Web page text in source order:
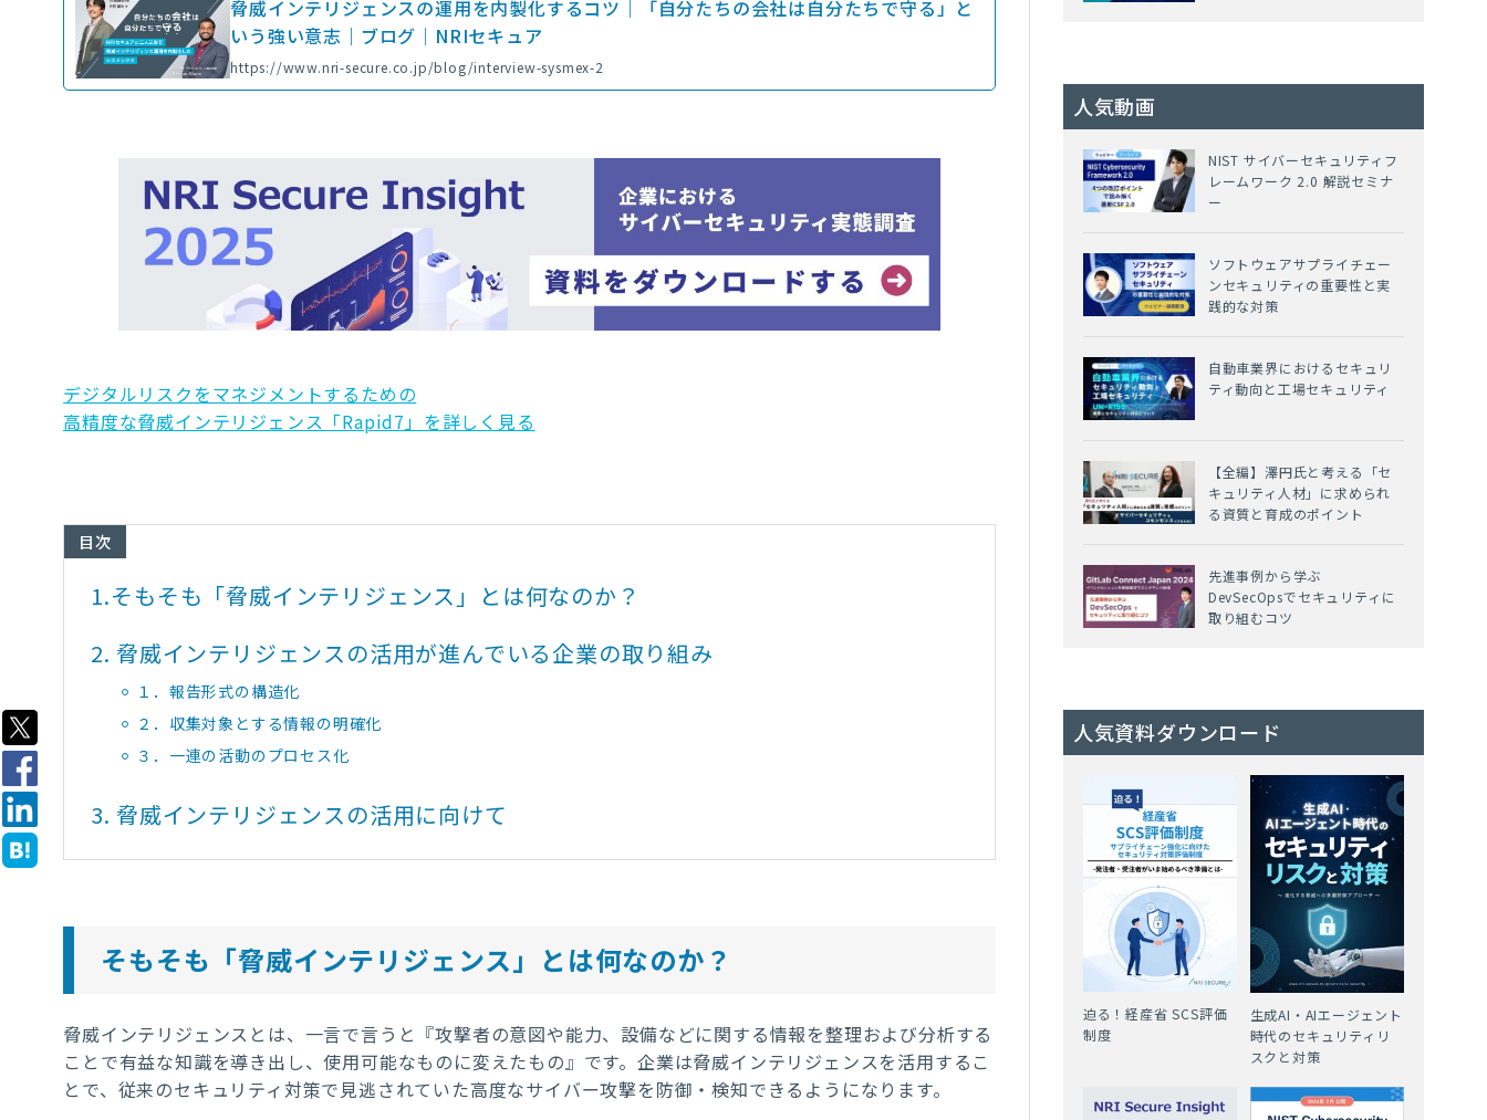
脅威インテリジェンスの運用を内製化するコツ｜「自分たちの会社は自分たちで守る」と
いう強い意志｜ブログ｜NRIセキュア
https://www.nri-secure.co.jp/blog/interview-sysmex-2
デジタルリスクをマネジメントするための
高精度な脅威インテリジェンス「Rapid7」を詳しく見る
目次
1.そもそも「脅威インテリジェンス」とは何なのか？
2. 脅威インテリジェンスの活用が進んでいる企業の取り組み
１．報告形式の構造化
２．収集対象とする情報の明確化
３．一連の活動のプロセス化
3. 脅威インテリジェンスの活用に向けて
そもそも「脅威インテリジェンス」とは何なのか？
脅威インテリジェンスとは、一言で言うと『攻撃者の意図や能力、設備などに関する情報を整理および分析する
ことで有益な知識を導き出し、使用可能なものに変えたもの』です。企業は脅威インテリジェンスを活用するこ
とで、従来のセキュリティ対策で見逃されていた高度なサイバー攻撃を防御・検知できるようになります。
人気動画
NIST サイバーセキュリティフ
レームワーク 2.0 解説セミナ
ー
ソフトウェアサプライチェー
ンセキュリティの重要性と実
践的な対策
自動車業界におけるセキュリ
ティ動向と工場セキュリティ
【全編】澤円氏と考える「セ
キュリティ人材」に求められ
る資質と育成のポイント
先進事例から学ぶ
DevSecOpsでセキュリティに
取り組むコツ
人気資料ダウンロード
迫る！経産省 SCS評価
制度
生成AI・AIエージェント
時代のセキュリティリ
スクと対策